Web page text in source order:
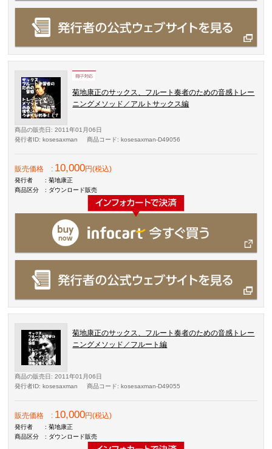
菊地康正のサックス、フルート奏者のための音感トレー
ニングメソッド／アルトサックス編
商品の販売日 : 2011年01月06日
発行者ID: kosesaxman 商品コード: kosesaxman-D49056
販売価格 : 10,000円(税込)
発行者
: 菊地康正
商品区分
: ダウンロード販売
菊地康正のサックス、フルート奏者のための音感トレー
ニングメソッド／フルート編
商品の販売日 : 2011年01月06日
発行者ID: kosesaxman 商品コード: kosesaxman-D49055
販売価格 : 10,000円(税込)
発行者
: 菊地康正
商品区分
: ダウンロード販売